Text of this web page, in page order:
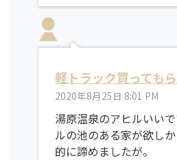
軽トラック買っても
2020年8月25日 8:01 PM
湯原温泉のアヒルいい
ルの池のある家が欲し
的に諦めましたが。